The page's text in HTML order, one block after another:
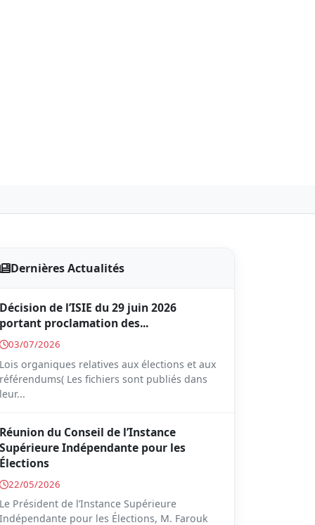
Dernières Actualités
Décision de l’ISIE du 29 juin 2026
portant proclamation des...
03/07/2026
Lois organiques relatives aux élections et aux
référendums( Les fichiers sont publiés dans
leur...
Réunion du Conseil de l’Instance
Supérieure Indépendante pour les
Élections
22/05/2026
Le Président de l’Instance Supérieure
Indépendante pour les Élections, M. Farouk